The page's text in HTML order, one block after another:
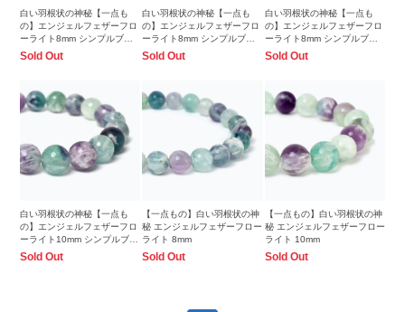
白い羽根状の神秘【一点も
の】エンジェルフェザーフロ
ーライト8mm シンプルブレ
スレット
Sold Out
白い羽根状の神秘【一点も
の】エンジェルフェザーフロ
ーライト8mm シンプルブレ
スレット
Sold Out
白い羽根状の神秘【一点も
の】エンジェルフェザーフロ
ーライト8mm シンプルブレ
スレット
Sold Out
白い羽根状の神秘【一点も
の】エンジェルフェザーフロ
ーライト10mm シンプルブレ
スレット
Sold Out
【一点もの】白い羽根状の神
秘 エンジェルフェザーフロー
ライト 8mm
Sold Out
【一点もの】白い羽根状の神
秘 エンジェルフェザーフロー
ライト 10mm
Sold Out